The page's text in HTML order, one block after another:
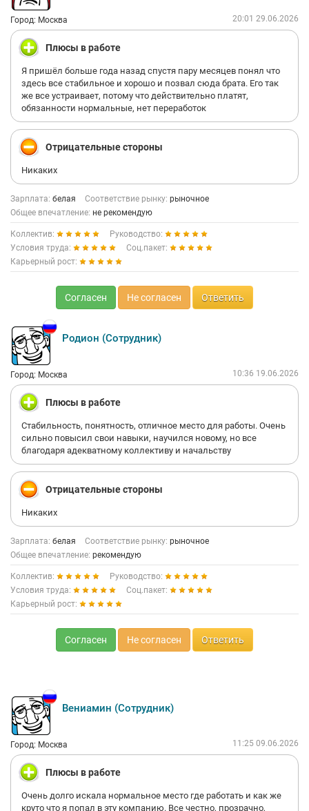
Город: Москва 20:01 29.06.2026
Плюсы в работе
Я пришёл больше года назад спустя пару месяцев понял что
здесь все стабильное и хорошо и позвал сюда брата. Его так
же все устраивает, потому что действительно платят,
обязанности нормальные, нет переработок
Отрицательные стороны
Никаких
Зарплата: белая Соответствие рынку: рыночное
Общее впечатление: не рекомендую
Коллектив:
Руководство:
Условия труда:
Соц.пакет:
Карьерный рост:
Согласен Не согласен Ответить
Родион (Сотрудник)
Город: Москва 10:36 19.06.2026
Плюсы в работе
Стабильность, понятность, отличное место для работы. Очень
сильно повысил свои навыки, научился новому, но все
благодаря адекватному коллективу и начальству
Отрицательные стороны
Никаких
Зарплата: белая Соответствие рынку: рыночное
Общее впечатление: рекомендую
Коллектив:
Руководство:
Условия труда:
Соц.пакет:
Карьерный рост:
Согласен Не согласен Ответить
Вениамин (Сотрудник)
Город: Москва 11:25 09.06.2026
Плюсы в работе
Очень долго искала нормальное место где работать и как же
круто что я попал в эту компанию. Все честно, прозрачно,